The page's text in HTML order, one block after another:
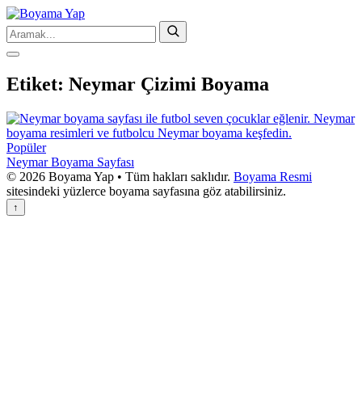
Etiket: Neymar Çizimi Boyama
Popüler
Neymar Boyama Sayfası
© 2026 Boyama Yap • Tüm hakları saklıdır. Boyama Resmi
sitesindeki yüzlerce boyama sayfasına göz atabilirsiniz.
↑